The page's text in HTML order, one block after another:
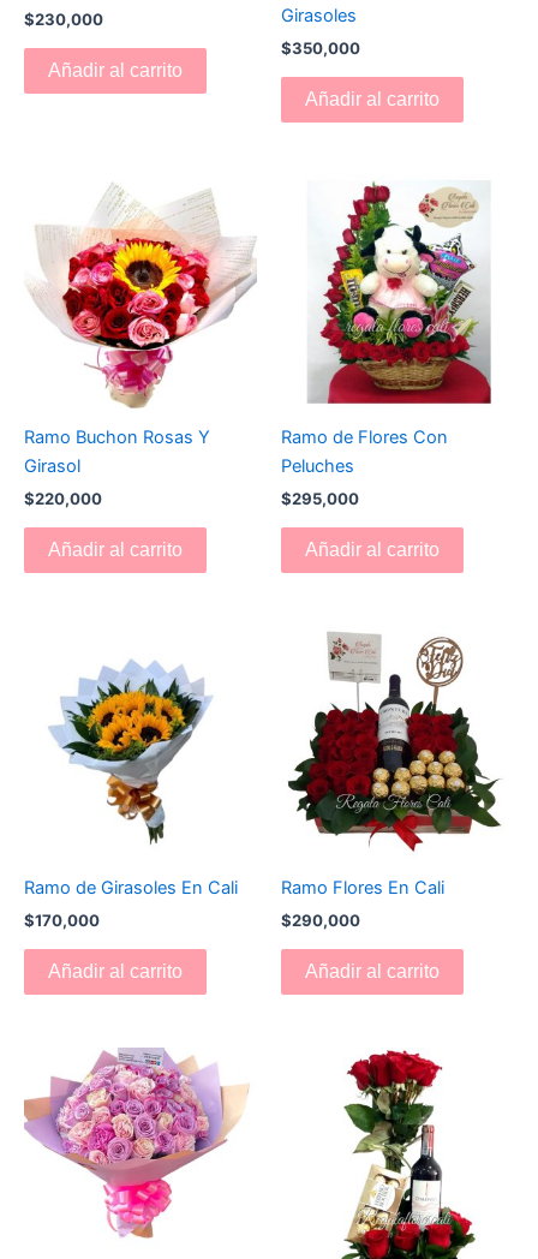
$230,000
Añadir al carrito
Girasoles
$350,000
Añadir al carrito
Ramo Buchon Rosas Y
Girasol
$220,000
Añadir al carrito
Ramo de Flores Con
Peluches
$295,000
Añadir al carrito
Ramo de Girasoles En Cali
$170,000
Añadir al carrito
Ramo Flores En Cali
$290,000
Añadir al carrito